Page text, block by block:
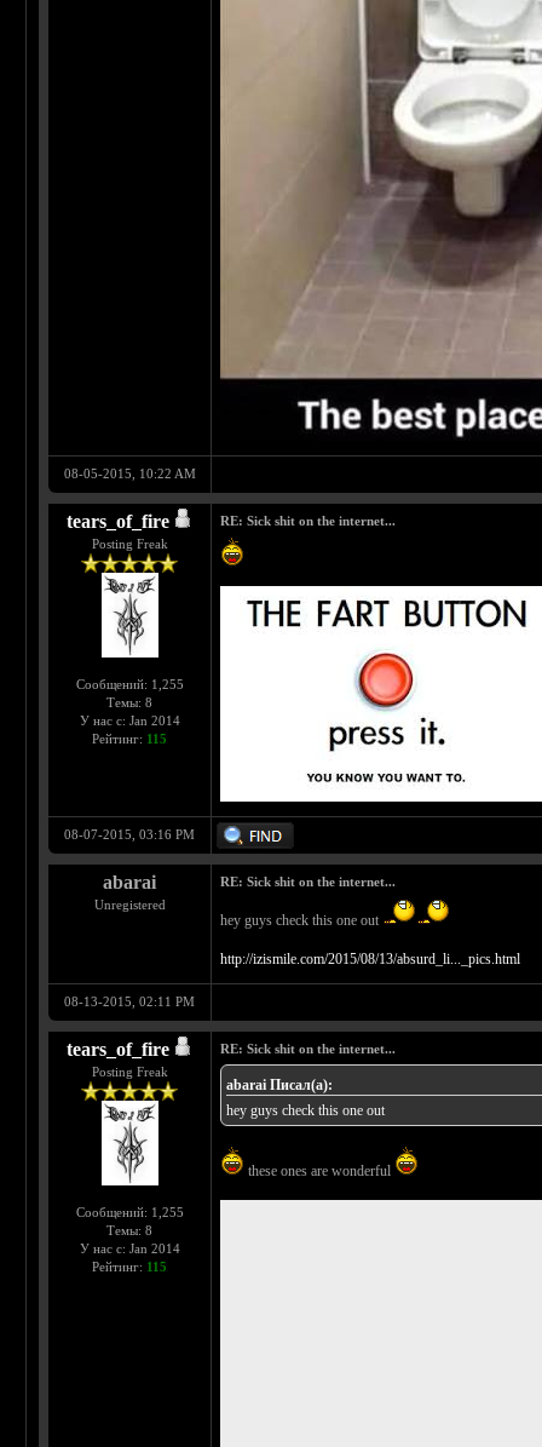
08-05-2015, 10:22 AM
tears_of_fire
Posting Freak
Сообщений: 1,255
Темы: 8
У нас с: Jan 2014
Рейтинг: 115
RE: Sick shit on the internet...
08-07-2015, 03:16 PM
abarai
Unregistered
RE: Sick shit on the internet...
hey guys check this one out
http://izismile.com/2015/08/13/absurd_li..._pics.html
08-13-2015, 02:11 PM
tears_of_fire
Posting Freak
Сообщений: 1,255
Темы: 8
У нас с: Jan 2014
Рейтинг: 115
RE: Sick shit on the internet...
abarai Писал(а):
hey guys check this one out
these ones are wonderful